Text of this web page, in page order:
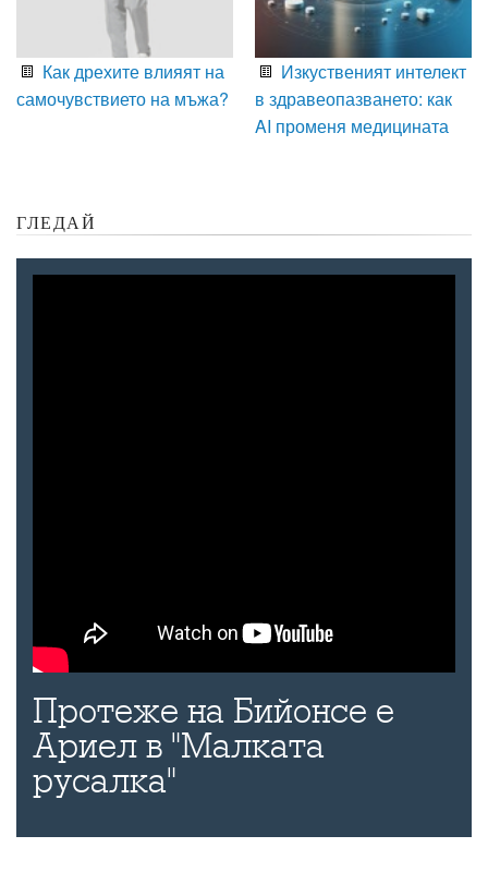
Как дрехите влияят на
самочувствието на мъжа?
Изкуственият интелект
в здравеопазването: как
AI променя медицината
ГЛЕДАЙ
Протеже на Бийонсе е
Ариел в "Малката
русалка"